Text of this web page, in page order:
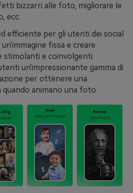
bizzarri alle foto, migliorare le
ecc.
efficiente per gli utenti dei social
fissa e creare
stimolanti e coinvolgenti.
un'impressionante gamma di
per ottenere una
animano una foto.